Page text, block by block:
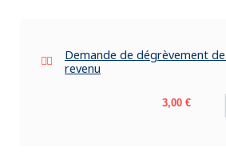
Demande de dégrèvement
revenu
Prix
3,00 €